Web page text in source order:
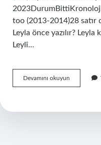
too (2013-2014)28 satır
Leyla önce yazılır?
Leylî…
Devamını okuyun
Ile
Tanıştı